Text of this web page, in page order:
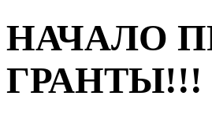
НАЧАЛО
ГРАНТЫ!!!